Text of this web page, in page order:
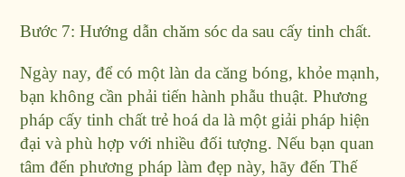
Bước 7: Hướng dẫn chăm sóc da sau cấy tinh chất.
Ngày nay, để có một làn da căng bóng, khỏe mạnh,
bạn không cần phải tiến hành phẫu thuật. Phương
pháp cấy tinh chất trẻ hoá da là một giải pháp hiện
đại và phù hợp với nhiều đối tượng. Nếu bạn quan
tâm đến phương pháp làm đẹp này, hãy đến Thế